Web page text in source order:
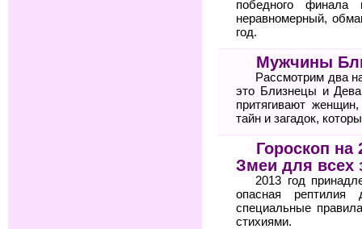
победного финала
неравномерный,
год.
Мужчины
Рассмотрим два
это Близнецы и
притягивают
тайн и загадок,
Гороскоп на
Змеи для всех
2013 год
опасная
специальные
стихиями.